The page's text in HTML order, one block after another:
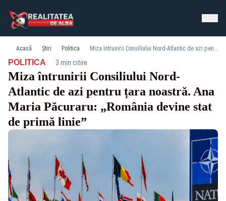
Acasă Știri Politica Miza întrunirii Consiliului Nord-Atlantic de azi pentru țara noastră. Ana Maria Păcuraru: „România devine stat de primă linie”
POLITICA· 3 min citire
Miza întrunirii Consiliului Nord-
Atlantic de azi pentru țara noastră. Ana
Maria Păcuraru: „România devine stat
de primă linie”